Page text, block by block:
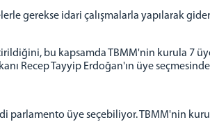
gerekse idari çalışmalarla yapılarak
bu kapsamda TBMM'nin kurula 7
Recep Tayyip Erdoğan'ın üye
parlamento üye seçebiliyor. TBMM'nin